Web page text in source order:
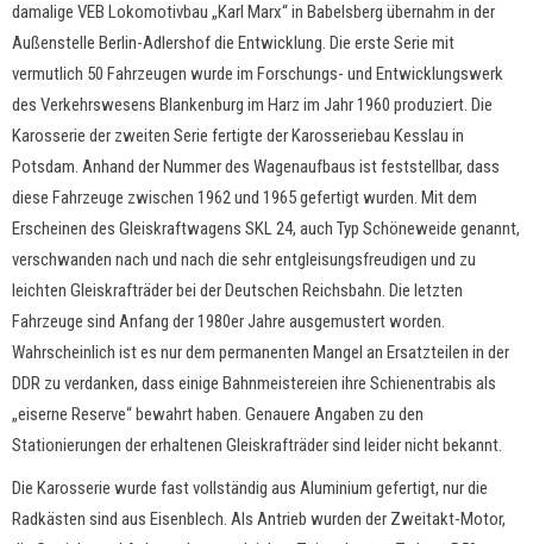
damalige VEB Lokomotivbau „Karl Marx“ in Babelsberg übernahm in der
Außenstelle Berlin-Adlershof die Entwicklung. Die erste Serie mit
vermutlich 50 Fahrzeugen wurde im Forschungs- und Entwicklungswerk
des Verkehrswesens Blankenburg im Harz im Jahr 1960 produziert. Die
Karosserie der zweiten Serie fertigte der Karosseriebau Kesslau in
Potsdam. Anhand der Nummer des Wagenaufbaus ist feststellbar, dass
diese Fahrzeuge zwischen 1962 und 1965 gefertigt wurden. Mit dem
Erscheinen des Gleiskraftwagens SKL 24, auch Typ Schöneweide genannt,
verschwanden nach und nach die sehr entgleisungsfreudigen und zu
leichten Gleiskrafträder bei der Deutschen Reichsbahn. Die letzten
Fahrzeuge sind Anfang der 1980er Jahre ausgemustert worden.
Wahrscheinlich ist es nur dem permanenten Mangel an Ersatzteilen in der
DDR zu verdanken, dass einige Bahnmeistereien ihre Schienentrabis als
„eiserne Reserve“ bewahrt haben. Genauere Angaben zu den
Stationierungen der erhaltenen Gleiskrafträder sind leider nicht bekannt.
Die Karosserie wurde fast vollständig aus Aluminium gefertigt, nur die
Radkästen sind aus Eisenblech. Als Antrieb wurden der Zweitakt-Motor,